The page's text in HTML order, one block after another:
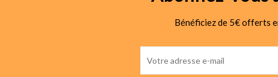
Bénéficiez de 5€ offerts